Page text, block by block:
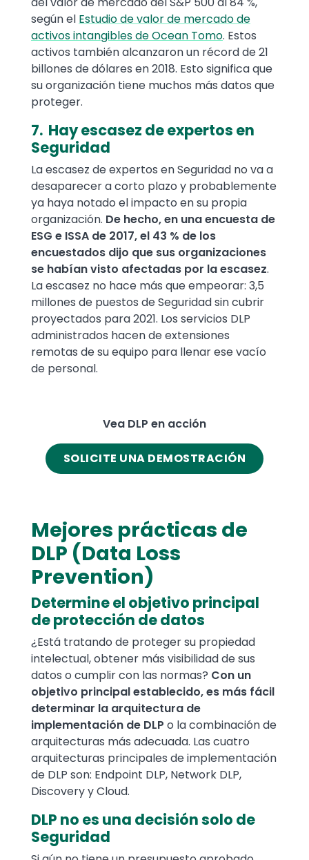
según el Estudio de valor de mercado de
activos intangibles de Ocean Tomo. Estos
activos también alcanzaron un récord de 21
billones de dólares en 2018. Esto significa que
su organización tiene muchos más datos que
proteger.
7. Hay escasez de expertos en
Seguridad
La escasez de expertos en Seguridad no va a
desaparecer a corto plazo y probablemente
ya haya notado el impacto en su propia
organización. De hecho, en una encuesta de
ESG e ISSA de 2017, el 43 % de los
encuestados dijo que sus organizaciones
se habían visto afectadas por la escasez.
La escasez no hace más que empeorar: 3,5
millones de puestos de Seguridad sin cubrir
proyectados para 2021. Los servicios DLP
administrados hacen de extensiones
remotas de su equipo para llenar ese vacío
de personal.
Vea DLP en acción
SOLICITE UNA DEMOSTRACIÓN
Mejores prácticas de
DLP (Data Loss
Prevention)
Determine el objetivo principal
de protección de datos
¿Está tratando de proteger su propiedad
intelectual, obtener más visibilidad de sus
datos o cumplir con las normas? Con un
objetivo principal establecido, es más fácil
determinar la arquitectura de
implementación de DLP o la combinación de
arquitecturas más adecuada. Las cuatro
arquitecturas principales de implementación
de DLP son: Endpoint DLP, Network DLP,
Discovery y Cloud.
DLP no es una decisión solo de
Seguridad